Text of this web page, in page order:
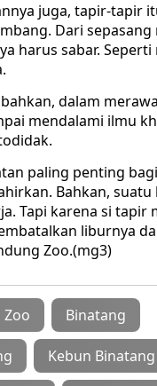
juga, tapir-tapir
Dari sepasang
harus sabar.
dalam
mendalami ilmu
paling penting
Bahkan, suatu
Tapi karena si tapir
liburnya
Zoo.(mg3)
Zoo Binatang
Kebun